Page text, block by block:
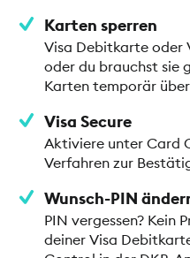
Karten sperren
Visa Debitkarte oder
oder du brauchst sie
Karten temporär
Visa Secure
Aktiviere unter Card
Verfahren zur
Wunsch-PIN
PIN vergessen? Kein
deiner Visa